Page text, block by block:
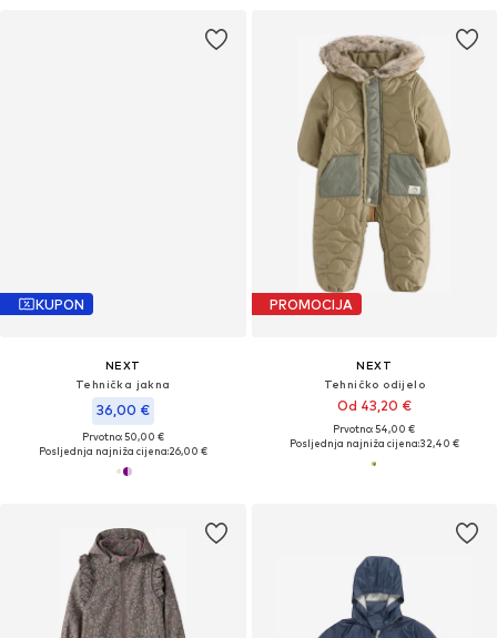
KUPON
NEXT
Tehnička jakna
36,00 €
Prvotno: 50,00 €
Posljednja najniža cijena:26,00 €
PROMOCIJA
NEXT
Tehničko odijelo
Od 43,20 €
Prvotno: 54,00 €
Posljednja najniža cijena:32,40 €